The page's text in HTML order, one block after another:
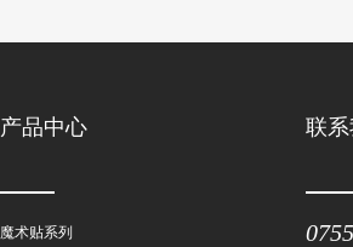
产品中心
魔术贴系列
联